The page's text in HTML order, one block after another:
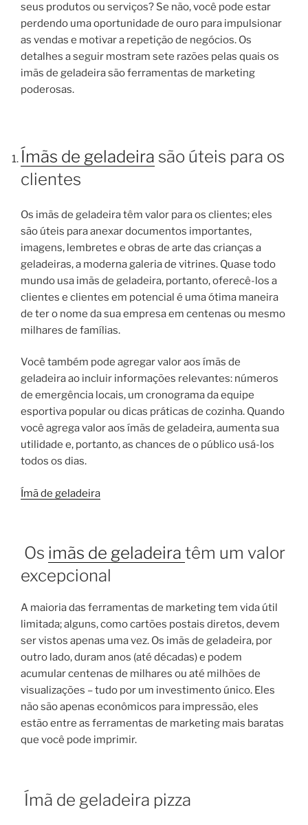
seus produtos ou serviços? Se não, você pode estar
perdendo uma oportunidade de ouro para impulsionar
as vendas e motivar a repetição de negócios. Os
detalhes a seguir mostram sete razões pelas quais os
imãs de geladeira são ferramentas de marketing
poderosas.
Ímãs de geladeira são úteis para os
clientes
Os imãs de geladeira têm valor para os clientes; eles
são úteis para anexar documentos importantes,
imagens, lembretes e obras de arte das crianças a
geladeiras, a moderna galeria de vitrines. Quase todo
mundo usa imãs de geladeira, portanto, oferecê-los a
clientes e clientes em potencial é uma ótima maneira
de ter o nome da sua empresa em centenas ou mesmo
milhares de famílias.
Você também pode agregar valor aos ímãs de
geladeira ao incluir informações relevantes: números
de emergência locais, um cronograma da equipe
esportiva popular ou dicas práticas de cozinha. Quando
você agrega valor aos ímãs de geladeira, aumenta sua
utilidade e, portanto, as chances de o público usá-los
todos os dias.
Ímã de geladeira
Os imãs de geladeira têm um valor
excepcional
A maioria das ferramentas de marketing tem vida útil
limitada; alguns, como cartões postais diretos, devem
ser vistos apenas uma vez. Os imãs de geladeira, por
outro lado, duram anos (até décadas) e podem
acumular centenas de milhares ou até milhões de
visualizações – tudo por um investimento único. Eles
não são apenas econômicos para impressão, eles
estão entre as ferramentas de marketing mais baratas
que você pode imprimir.
Ímã de geladeira pizza